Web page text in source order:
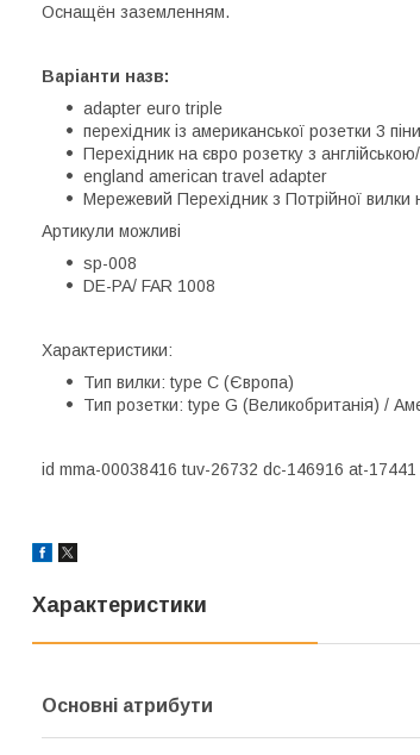
Оснащён заземленням.
Варіанти назв:
adapter euro triple
перехідник із американської розетки 3 піни
Перехідник на євро розетку з
england american travel adapter
Мережевий Перехідник з Потрійної вилки
Артикули можливі
sp-008
DE-PA/ FAR 1008
Характеристики:
Тип вилки: type C (Європа)
Тип розетки: type G (Великобританія) /
id mma-00038416 tuv-26732 dc-146916 at-
Характеристики
Основні атрибути